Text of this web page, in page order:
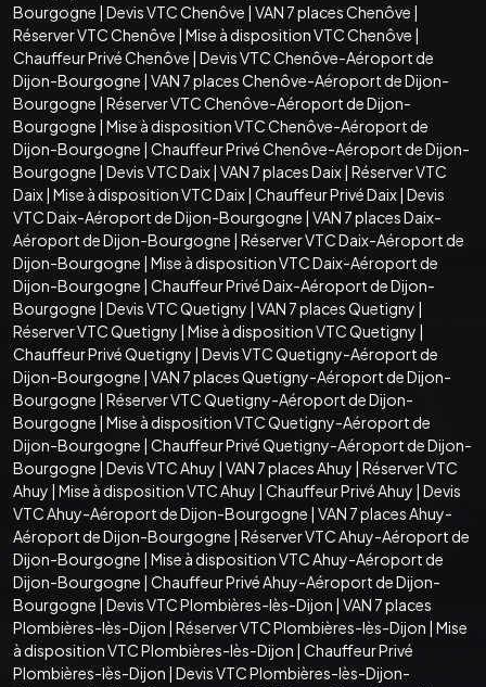
Bourgogne | Devis VTC Chenôve | VAN 7 places Chenôve |
Réserver VTC Chenôve | Mise à disposition VTC Chenôve |
Chauffeur Privé Chenôve | Devis VTC Chenôve-Aéroport de
Dijon-Bourgogne | VAN 7 places Chenôve-Aéroport de Dijon-
Bourgogne | Réserver VTC Chenôve-Aéroport de Dijon-
Bourgogne | Mise à disposition VTC Chenôve-Aéroport de
Dijon-Bourgogne | Chauffeur Privé Chenôve-Aéroport de Dijon-
Bourgogne | Devis VTC Daix| VAN 7 places Daix| Réserver VTC
Daix| Mise à disposition VTC Daix| Chauffeur Privé Daix| Devis
VTC Daix-Aéroport de Dijon-Bourgogne | VAN 7 places Daix-
Aéroport de Dijon-Bourgogne | Réserver VTC Daix-Aéroport de
Dijon-Bourgogne | Mise à disposition VTC Daix-Aéroport de
Dijon-Bourgogne | Chauffeur Privé Daix-Aéroport de Dijon-
Bourgogne | Devis VTC Quetigny | VAN 7 places Quetigny |
Réserver VTC Quetigny | Mise à disposition VTC Quetigny |
Chauffeur Privé Quetigny | Devis VTC Quetigny-Aéroport de
Dijon-Bourgogne | VAN 7 places Quetigny-Aéroport de Dijon-
Bourgogne | Réserver VTC Quetigny-Aéroport de Dijon-
Bourgogne | Mise à disposition VTC Quetigny-Aéroport de
Dijon-Bourgogne | Chauffeur Privé Quetigny-Aéroport de Dijon-
Bourgogne | Devis VTC Ahuy | VAN 7 places Ahuy | Réserver VTC
Ahuy | Mise à disposition VTC Ahuy | Chauffeur Privé Ahuy | Devis
VTC Ahuy-Aéroport de Dijon-Bourgogne | VAN 7 places Ahuy-
Aéroport de Dijon-Bourgogne | Réserver VTC Ahuy-Aéroport de
Dijon-Bourgogne | Mise à disposition VTC Ahuy-Aéroport de
Dijon-Bourgogne | Chauffeur Privé Ahuy-Aéroport de Dijon-
Bourgogne | Devis VTC Plombières-lès-Dijon | VAN 7 places
Plombières-lès-Dijon | Réserver VTC Plombières-lès-Dijon | Mise
à disposition VTC Plombières-lès-Dijon | Chauffeur Privé
Plombières-lès-Dijon | Devis VTC Plombières-lès-Dijon-